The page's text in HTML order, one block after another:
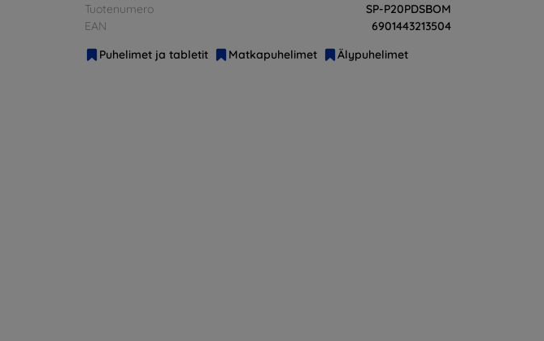
Tuotenumero
SP-P20PDSBOM
EAN
6901443213504
Puhelimet ja tabletit
Matkapuhelimet Älypuhelimet